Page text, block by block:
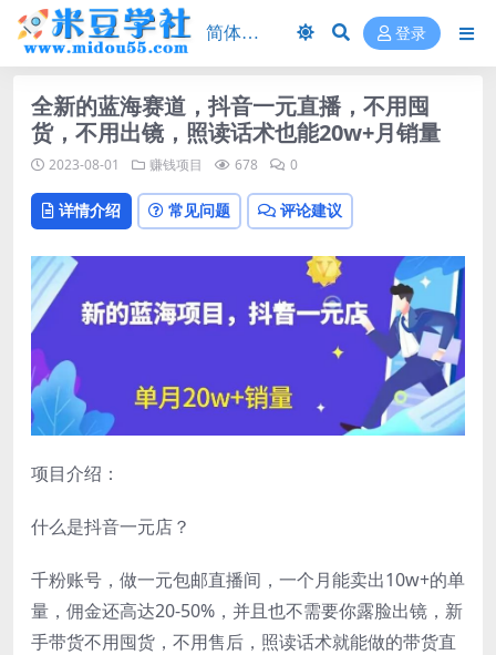
登录
全新的蓝海赛道，抖音一元直播，不用囤
货，不用出镜，照读话术也能20w+月销量
2023-08-01 赚钱项目 678 0
详情介绍 常见问题 评论建议
项目介绍：
什么是抖音一元店？
千粉账号，做一元包邮直播间，一个月能卖出10w+的单
量，佣金还高达20-50%，并且也不需要你露脸出镜，新
手带货不用囤货，不用售后，照读话术就能做的带货直